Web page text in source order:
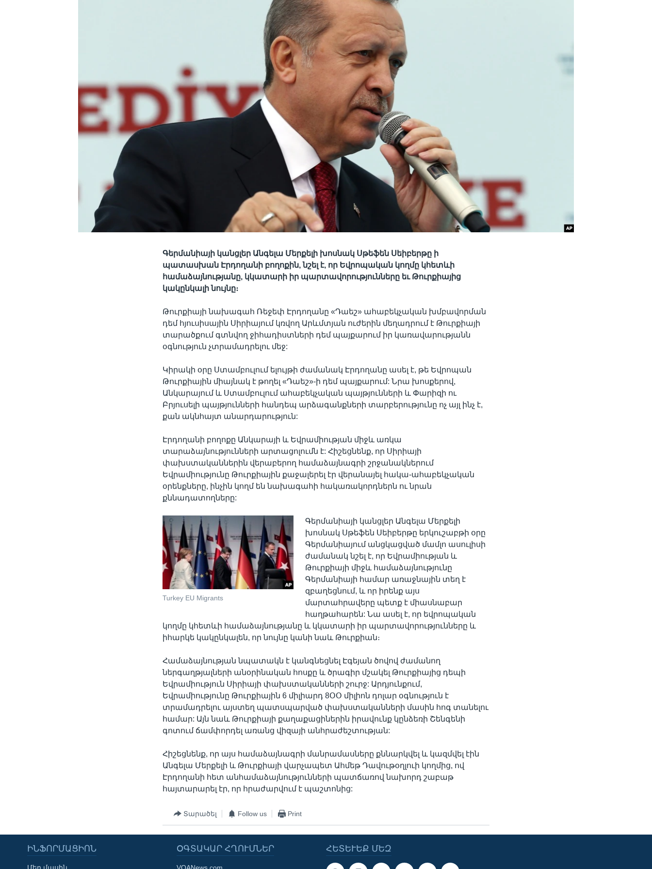
Գերմանիայի կանցլեր Անգելա Մերքելի խոսնակ Սթեֆեն Սեիբերթը ի
պատասխան Էրդողանի բողոքին, նշել է, որ Եվրոպական կողմը կհետևի
համաձայնությանը, կկատարի իր պարտավորությունները եւ Թուրքիայից
կակընկալի նույնը։
Թուրքիայի նախագահ Ռեջեփ Էրդողանը «Դաեշ» ահաբեկչական խմբավորման
դեմ հյուսիսային Սիրիայում կռվող Արևմտյան ուժերին մեղադրում է Թուրքիայի
տարածքում գտնվող ջիհադիստների դեմ պայքարում իր կառավարությանն
օգնություն չտրամադրելու մեջ:
Կիրակի օրը Ստամբուլում ելույթի ժամանակ Էրդողանը ասել է, թե Եվրոպան
Թուրքիային միայնակ է թողել «Դաեշ»-ի դեմ պայքարում: Նրա խոսքերով,
Անկարայում և Ստամբուլում ահաբեկչական պայթյունների և Փարիզի ու
Բրյուսելի պայթյունների հանդեպ արձագանքների տարբերությունը ոչ այլ ինչ է,
քան ակնհայտ անարդարություն:
Էրդողանի բողոքը Անկարայի և Եվրամիության միջև առկա
տարաձայնությունների արտացոլումն է: Հիշեցնենք, որ Սիրիայի
փախստականներին վերաբերող համաձայնագրի շրջանակներում
Եվրամիությունը Թուրքիային քաջալերել էր վերանայել հակա-ահաբեկչական
օրենքները, ինչին կողմ են նախագահի հակառակորդներն ու նրան
քննադատողները:
Turkey EU Migrants
Գերմանիայի կանցլեր Անգելա Մերքելի
խոսնակ Սթեֆեն Սեիբերթը երկուշաբթի օրը
Գերմանիայում անցկացված մամլո ասուլիսի
ժամանակ նշել է, որ Եվրամիության և
Թուրքիայի միջև համաձայնությունը
Գերմանիայի համար առաջնային տեղ է
զբաղեցնում, և որ իրենք այս
մարտահրավերը պետք է միասնաբար
հաղթահարեն: Նա ասել է, որ եվրոպական
կողմը կհետևի համաձայնությանը և կկատարի իր պարտավորությունները և
իհարկե կակընկալեն, որ նույնը կանի նաև Թուրքիան։
Համաձայնության նպատակն է կանգնեցնել Էգեյան ծովով ժամանող
ներգաղթյալների անօրինական հոսքը և ծրագիր մշակել Թուրքիայից դեպի
Եվրամիություն Սիրիայի փախստականների շուրջ: Արդյունքում,
Եվրամիությունը Թուրքիային 6 միլիարդ 8ՕՕ միլիոն դոլար օգնություն է
տրամադրելու այստեղ պատսպարված փախստականների մասին հոգ տանելու
համար: Այն նաև Թուրքիայի քաղաքացիներին իրավունք կընձեռի Շենգենի
գոտում ճամփորդել առանց վիզայի անհրաժեշտության:
Հիշեցնենք, որ այս համաձայնագրի մանրամասները քննարկվել և կազմվել էին
Անգելա Մերքելի և Թուրքիայի վարչապետ Ահմեթ Դավութօղլուի կողմից, ով
Էրդողանի հետ անհամաձայնությունների պատճառով նախորդ շաբաթ
հայտարարել էր, որ հրաժարվում է պաշտոնից:
Տարածել Follow us Print
ՀԵՏԵՒԵՔ ՄԵԶ
ԻՆՖՈՐՄԱՑԻՈՆ ՕԳՏԱԿԱՐ ՀՂՈՒՄՆԵՐ